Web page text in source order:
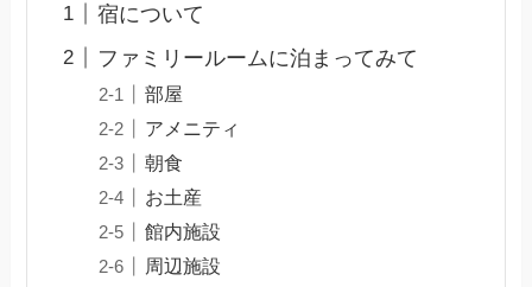
宿について
ファミリールームに泊まってみて
部屋
アメニティ
朝食
お土産
館内施設
周辺施設